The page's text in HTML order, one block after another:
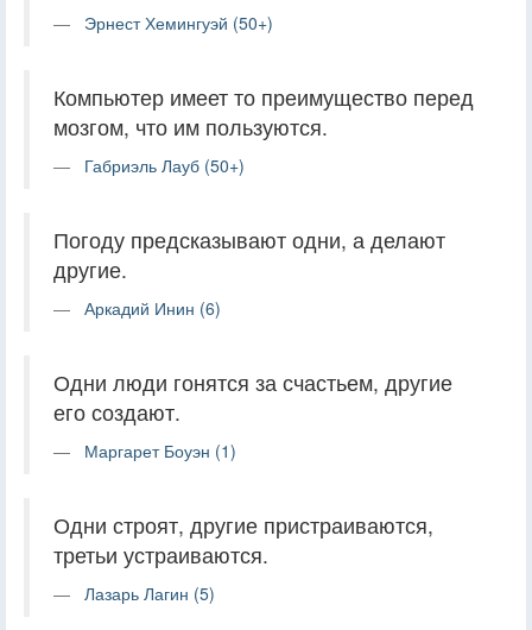
Эрнест Хемингуэй (50+)
Компьютер имеет то преимущество перед
мозгом, что им пользуются.
Габриэль Лауб (50+)
Погоду предсказывают одни, а делают
другие.
Аркадий Инин (6)
Одни люди гонятся за счастьем, другие
его создают.
Маргарет Боуэн (1)
Одни строят, другие пристраиваются,
третьи устраиваются.
Лазарь Лагин (5)